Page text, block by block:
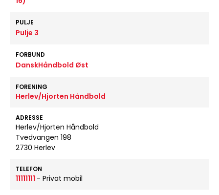
PULJE
Pulje 3
FORBUND
DanskHåndbold Øst
FORENING
Herlev/Hjorten Håndbold
ADRESSE
Herlev/Hjorten Håndbold
Tvedvangen 198
2730 Herlev
TELEFON
11111111 - Privat mobil